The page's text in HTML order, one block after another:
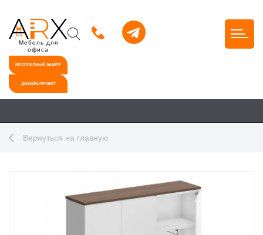
Мебель для
офиса
БЕСПЛАТНЫЙ ЗАМЕР
ДИЗАЙН-ПРОЕКТ
Вернуться на главную